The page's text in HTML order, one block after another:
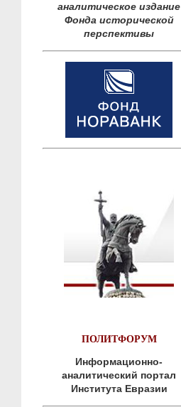
аналитическое издание
Фонда исторической
перспективы
ПОЛИТФОРУМ
Информационно-
аналитический портал
Института Евразии